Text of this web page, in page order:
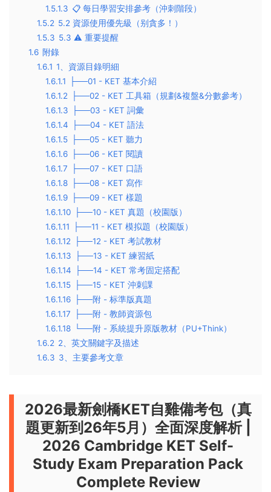
1.5.1.3 📋 每日學習安排參考（沖刺階段）
1.5.2 5.2 資源使用優先級（别貪多！）
1.5.3 5.3 ⚠️ 重要提醒
1.6 附錄
1.6.1 1、資源目錄明細
1.6.1.1
├──01 - KET 基本介紹
1.6.1.2
├──02 - KET 工具箱（規劃&複盤&分數參考）
1.6.1.3
├──03 - KET 詞彙
1.6.1.4
├──04 - KET 語法
1.6.1.5
├──05 - KET 聽力
1.6.1.6
├──06 - KET 閱讀
1.6.1.7
├──07 - KET 口語
1.6.1.8
├──08 - KET 寫作
1.6.1.9
├──09 - KET 樣題
1.6.1.10
├──10 - KET 真題（校園版）
1.6.1.11
├──11 - KET 模拟題（校園版）
1.6.1.12
├──12 - KET 考試教材
1.6.1.13
├──13 - KET 練習紙
1.6.1.14
├──14 - KET 常考固定搭配
1.6.1.15
├──15 - KET 沖刺課
1.6.1.16
├──附 - 标準版真題
1.6.1.17
├──附 - 教師資源包
1.6.1.18
└──附 - 系統提升原版教材（PU+Think）
1.6.2 2、英文關鍵字及描述
1.6.3 3、主要參考文章
2026最新劍橋KET自雞備考包（真
題更新到26年5月）全面深度解析 |
2026 Cambridge KET Self-
Study Exam Preparation Pack
Complete Review